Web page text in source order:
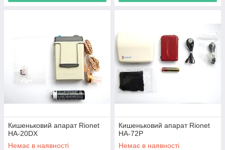
Кишеньковий апарат Rionet
HA-20DX
Немає в наявності
Кишеньковий апарат Rionet
HA-72P
Немає в наявності